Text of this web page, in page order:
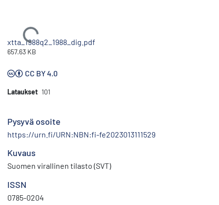
Ladataan...
xtta_1988q2_1988_dig.pdf
657.63 KB
CC BY 4.0
Lataukset 101
Pysyvä osoite
https://urn.fi/URN:NBN:fi-fe2023013111529
Kuvaus
Suomen virallinen tilasto (SVT)
ISSN
0785-0204